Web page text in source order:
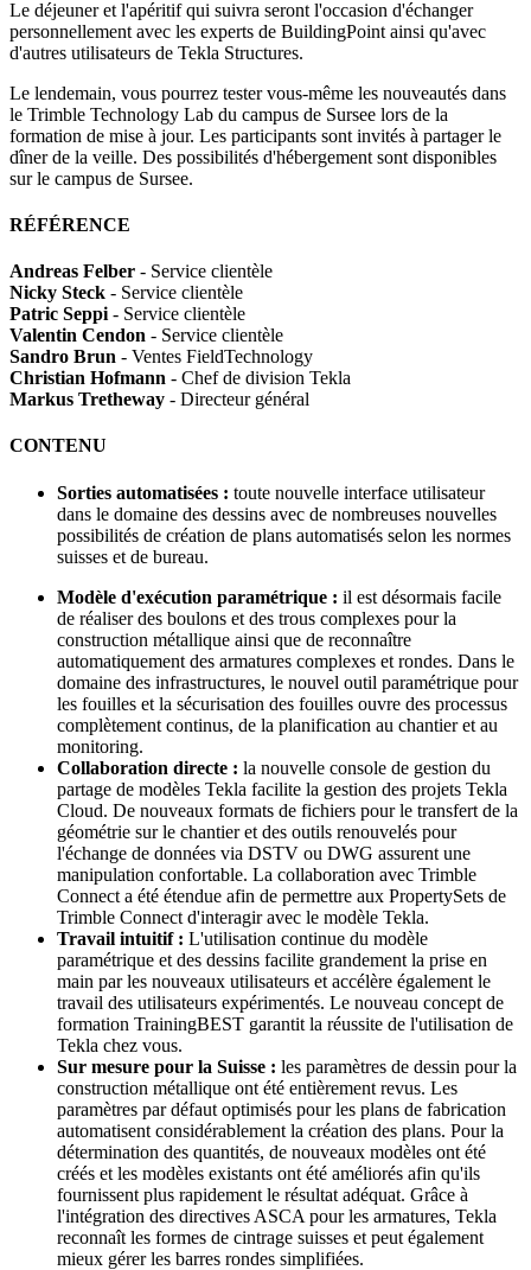
Le déjeuner et l'apéritif qui suivra seront l'occasion d'échanger
personnellement avec les experts de BuildingPoint ainsi qu'avec
d'autres utilisateurs de Tekla Structures.
Le lendemain, vous pourrez tester vous-même les nouveautés dans
le Trimble Technology Lab du campus de Sursee lors de la
formation de mise à jour. Les participants sont invités à partager le
dîner de la veille. Des possibilités d'hébergement sont disponibles
sur le campus de Sursee.
RÉFÉRENCE
Andreas Felber - Service clientèle
Nicky Steck - Service clientèle
Patric Seppi - Service clientèle
Valentin Cendon - Service clientèle
Sandro Brun - Ventes FieldTechnology
Christian Hofmann - Chef de division Tekla
Markus Tretheway - Directeur général
CONTENU
Sorties automatisées : toute nouvelle interface utilisateur
dans le domaine des dessins avec de nombreuses nouvelles
possibilités de création de plans automatisés selon les normes
suisses et de bureau.
Modèle d'exécution paramétrique : il est désormais facile
de réaliser des boulons et des trous complexes pour la
construction métallique ainsi que de reconnaître
automatiquement des armatures complexes et rondes. Dans le
domaine des infrastructures, le nouvel outil paramétrique pour
les fouilles et la sécurisation des fouilles ouvre des processus
complètement continus, de la planification au chantier et au
monitoring.
Collaboration directe : la nouvelle console de gestion du
partage de modèles Tekla facilite la gestion des projets Tekla
Cloud. De nouveaux formats de fichiers pour le transfert de la
géométrie sur le chantier et des outils renouvelés pour
l'échange de données via DSTV ou DWG assurent une
manipulation confortable. La collaboration avec Trimble
Connect a été étendue afin de permettre aux PropertySets de
Trimble Connect d'interagir avec le modèle Tekla.
Travail intuitif : L'utilisation continue du modèle
paramétrique et des dessins facilite grandement la prise en
main par les nouveaux utilisateurs et accélère également le
travail des utilisateurs expérimentés. Le nouveau concept de
formation TrainingBEST garantit la réussite de l'utilisation de
Tekla chez vous.
Sur mesure pour la Suisse : les paramètres de dessin pour la
construction métallique ont été entièrement revus. Les
paramètres par défaut optimisés pour les plans de fabrication
automatisent considérablement la création des plans. Pour la
détermination des quantités, de nouveaux modèles ont été
créés et les modèles existants ont été améliorés afin qu'ils
fournissent plus rapidement le résultat adéquat. Grâce à
l'intégration des directives ASCA pour les armatures, Tekla
reconnaît les formes de cintrage suisses et peut également
mieux gérer les barres rondes simplifiées.